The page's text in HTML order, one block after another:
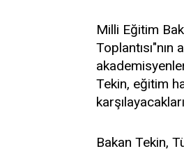
Milli Eğitim
Toplantısı"nın
Tekin, eğitim
Bakan Tekin,